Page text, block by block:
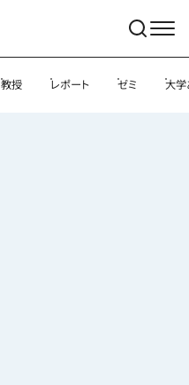
教授 レポート ゼミ 大学